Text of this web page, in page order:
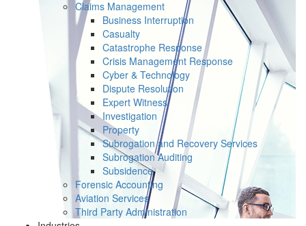
Claims Management
Business Interruption
Casualty
Catastrophe Response
Crisis Management Response
Cyber & Technology
Dispute Resolution
Expert Witness
Investigation
Property
Subrogation and Recovery Services
Subrogation Auditing
Subsidence
Forensic Accounting
Aviation Services
Third Party Administration